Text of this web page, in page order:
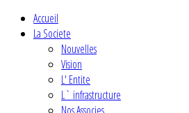
Accueil
La Societe
Nouvelles
Vision
L' Entite
L` infrastructure